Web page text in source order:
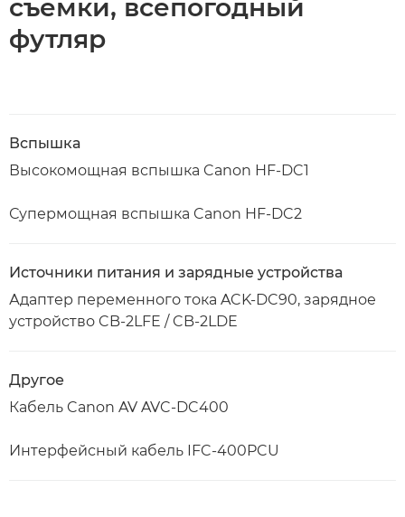
съемки, всепогодный
футляр
Вспышка
Высокомощная вспышка Canon HF-DC1
Супермощная вспышка Canon HF-DC2
Источники питания и зарядные устройства
Адаптер переменного тока ACK-DC90, зарядное
устройство CB-2LFE / CB-2LDE
Другое
Кабель Canon AV AVC-DC400
Интерфейсный кабель IFC-400PCU